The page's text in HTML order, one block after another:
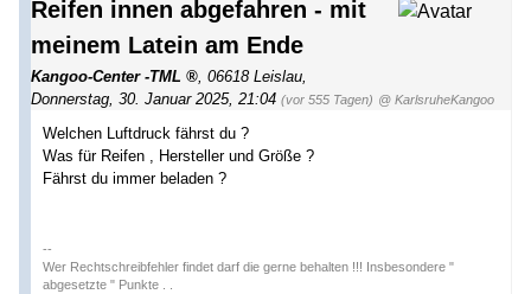
Reifen innen abgefahren - mit
meinem Latein am Ende
Kangoo-Center -TML 06618 Leislau
Donnerstag, 30. Januar 2025, 21:04 (vor 555 Tagen) @ KarlsruheKangoo
Welchen Luftdruck fährst du ?
Was für Reifen , Hersteller und Größe ?
Fährst du immer beladen ?
--
Wer Rechtschreibfehler findet darf die gerne behalten !!! Insbesondere "
abgesetzte " Punkte . .